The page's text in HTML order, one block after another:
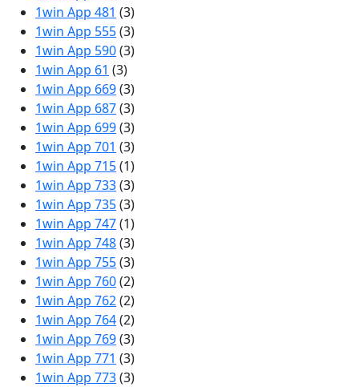
1win App 481 (3)
1win App 555(3)
1win App 590(3)
1win App 61 (3)
1win App 669(3)
1win App 687(3)
1win App 699(3)
1win App 701 (3)
1win App 715(1)
1win App 733(3)
1win App 735(3)
1win App 747(1)
1win App 748(3)
1win App 755(3)
1win App 760(2)
1win App 762(2)
1win App 764(2)
1win App 769(3)
1win App 771 (3)
1win App 773(3)